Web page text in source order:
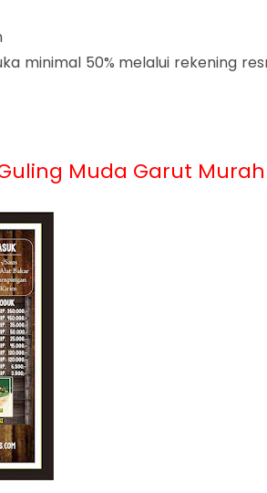
minimal 50% melalui rekening
Muda Garut Murah